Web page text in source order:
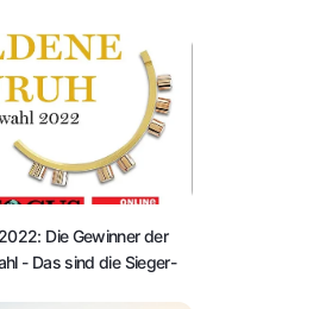
AUCH INTERESSIEREN:
Die Gewinner der
- Das sind die Sieger-